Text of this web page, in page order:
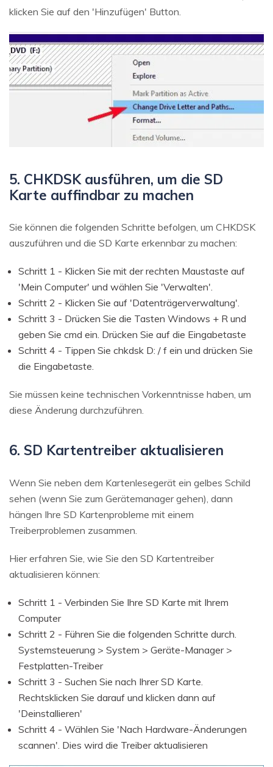
klicken Sie auf den 'Hinzufügen' Button.
5. CHKDSK ausführen, um die SD
Karte auffindbar zu machen
Sie können die folgenden Schritte befolgen, um CHKDSK
auszuführen und die SD Karte erkennbar zu machen:
Schritt 1 - Klicken Sie mit der rechten Maustaste auf
'Mein Computer' und wählen Sie 'Verwalten'.
Schritt 2 - Klicken Sie auf 'Datenträgerverwaltung'.
Schritt 3 - Drücken Sie die Tasten Windows + R und
geben Sie cmd ein. Drücken Sie auf die Eingabetaste
Schritt 4 - Tippen Sie chkdsk D: / f ein und drücken Sie
die Eingabetaste.
Sie müssen keine technischen Vorkenntnisse haben, um
diese Änderung durchzuführen.
6. SD Kartentreiber aktualisieren
Wenn Sie neben dem Kartenlesegerät ein gelbes Schild
sehen (wenn Sie zum Gerätemanager gehen), dann
hängen Ihre SD Kartenprobleme mit einem
Treiberproblemen zusammen.
Hier erfahren Sie, wie Sie den SD Kartentreiber
aktualisieren können:
Schritt 1 - Verbinden Sie Ihre SD Karte mit Ihrem
Computer
Schritt 2 - Führen Sie die folgenden Schritte durch.
Systemsteuerung > System > Geräte-Manager >
Festplatten-Treiber
Schritt 3 - Suchen Sie nach Ihrer SD Karte.
Rechtsklicken Sie darauf und klicken dann auf
'Deinstallieren'
Schritt 4 - Wählen Sie 'Nach Hardware-Änderungen
scannen'. Dies wird die Treiber aktualisieren